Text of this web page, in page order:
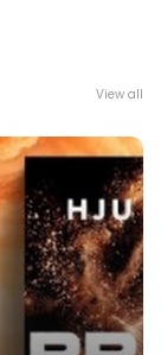
View all